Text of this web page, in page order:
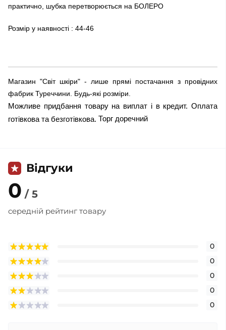
практично, шубка перетворюється на БОЛЕРО
Розмір у наявності : 44-46
Магазин "Світ шкіри" - лише прямі постачання з провідних
фабрик Туреччини. Будь-які розміри.
Можливе придбання товару на виплат і в кредит. Оплата
готівкова та безготівкова. Торг доречний
Відгуки
0 / 5
середній рейтинг товару
0
0
0
0
0